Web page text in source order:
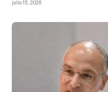
julio 15, 2026